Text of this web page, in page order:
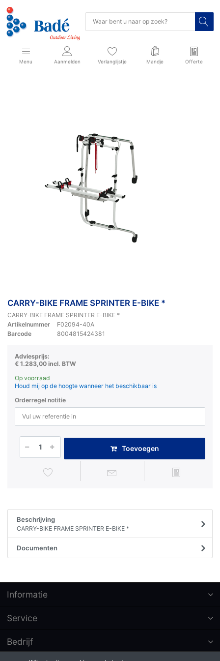
Menu Aanmelden Verlanglijstje Mandje Offerte
CARRY-BIKE FRAME SPRINTER E-BIKE *
CARRY-BIKE FRAME SPRINTER E-BIKE *
Artikelnummer
F02094-40A
Barcode
8004815424381
Adviesprijs:
€ 1.283,00 incl. BTW
Op voorraad
Houd mij op de hoogte wanneer het beschikbaar is
Orderregel notitie
Toevoegen
Beschrijving
CARRY-BIKE FRAME SPRINTER E-BIKE *
Documenten
Informatie
Service
Bedrijf